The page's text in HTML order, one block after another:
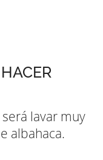
lavar muy
albahaca.